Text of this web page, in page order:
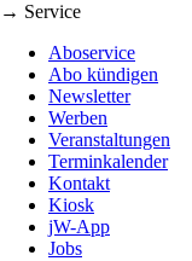
→ Service
Aboservice
Abo kündigen
Newsletter
Werben
Veranstaltungen
Terminkalender
Kontakt
Kiosk
jW-App
Jobs